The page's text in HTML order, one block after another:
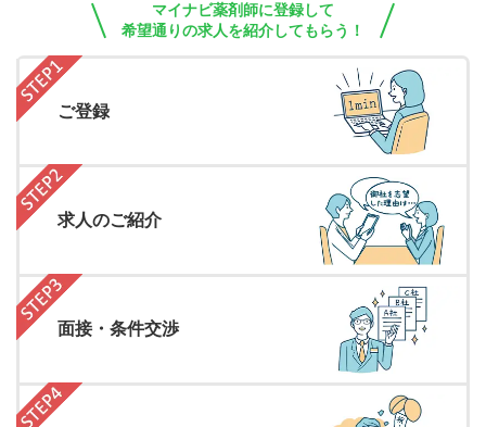
マイナビ薬剤師に登録して
希望通りの求人を紹介してもらう！
ご登録
求人のご紹介
面接・条件交渉